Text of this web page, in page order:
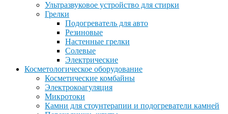
Ультразвуковое устройство для стирки
Грелки
Подогреватель для авто
Резиновые
Настенные грелки
Солевые
Электрические
Косметологическое оборудование
Косметические комбайны
Электрокоагуляция
Микротоки
Камни для стоунтерапии и подогреватели камней